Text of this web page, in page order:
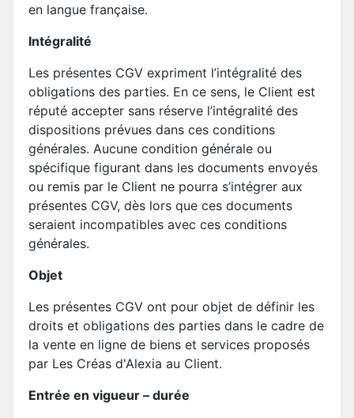
en langue française.
Intégralité
Les présentes CGV expriment l’intégralité des
obligations des parties. En ce sens, le Client est
réputé accepter sans réserve l’intégralité des
dispositions prévues dans ces conditions
générales. Aucune condition générale ou
spécifique figurant dans les documents envoyés
ou remis par le Client ne pourra s’intégrer aux
présentes CGV, dès lors que ces documents
seraient incompatibles avec ces conditions
générales.
Objet
Les présentes CGV ont pour objet de définir les
droits et obligations des parties dans le cadre de
la vente en ligne de biens et services proposés
par Les Créas d'Alexia au Client.
Entrée en vigueur – durée